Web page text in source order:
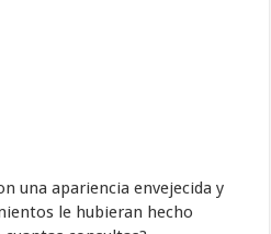
una apariencia envejecida y
le hubieran hecho